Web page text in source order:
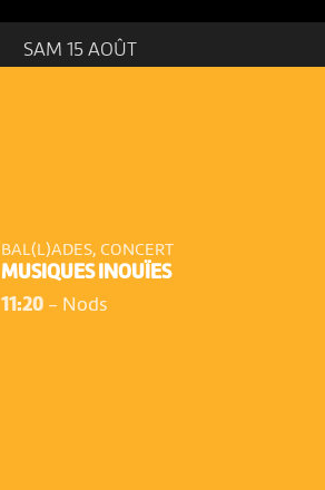
SAM 15 AOÛT
BAL(L)ADES, CONCERT
MUSIQUES INOUÏES
11:20- Nods